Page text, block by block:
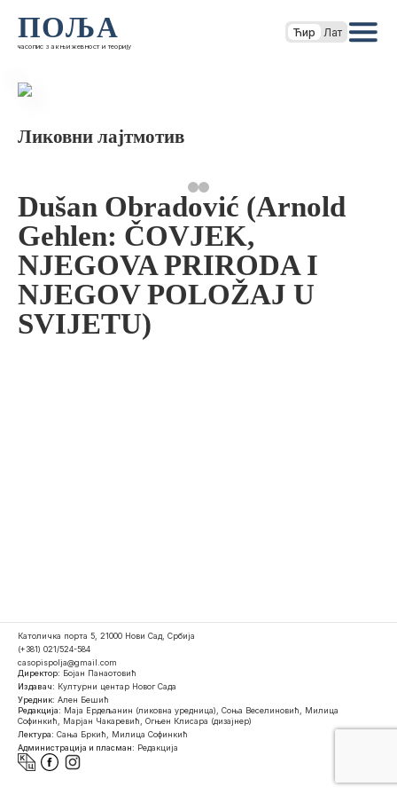
ПОЉА
часопис за књижевност и теорију
Ћир Лат
Ликовни лајтмотив
Dušan Obradović (Arnold
Gehlen: ČOVJEK,
NJEGOVA PRIRODA I
NJEGOV POLOŽAJ U
SVIJETU)
Католичка порта 5, 21000 Нови Сад, Србија
(+381) 021/524-584
casopispolja@gmail.com
Директор: Бојан Панаотовић
Издавач: Културни центар Новог Сада
Уредник: Ален Бешић
Редакција: Маја Ердељанин (ликовна уредница), Соња Веселиновић, Милица
Софинкић, Марјан Чакаревић, Огњен Клисара (дизајнер)
Лектура: Сања Бркић, Милица Софинкић
Администрација и пласман: Редакција